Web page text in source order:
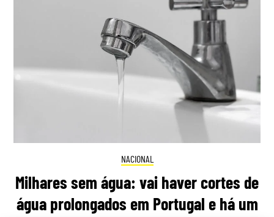
NACIONAL
Milhares sem água: vai haver cortes de
água prolongados em Portugal e há um